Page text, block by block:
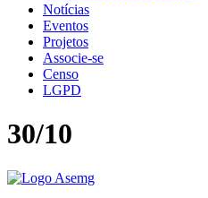
Notícias
Eventos
Projetos
Associe-se
Censo
LGPD
30/10